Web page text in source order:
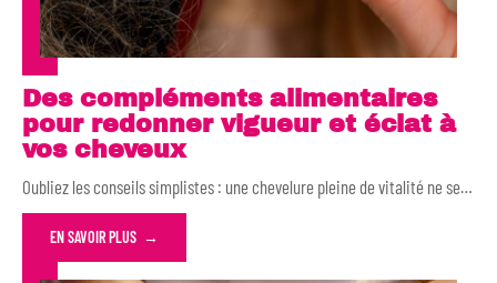
Des compléments alimentaires
pour redonner vigueur et éclat à
vos cheveux
Oubliez les conseils simplistes : une chevelure pleine de vitalité ne se…
EN SAVOIR PLUS